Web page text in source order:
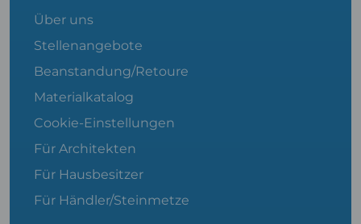
Über uns
Stellenangebote
Beanstandung/Retoure
Materialkatalog
Cookie-Einstellungen
Für Architekten
Für Hausbesitzer
Für Händler/Steinmetze